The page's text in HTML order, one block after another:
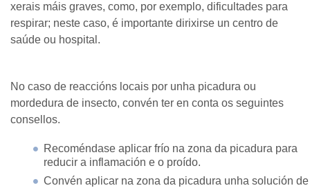
xerais máis graves, como, por exemplo, dificultades para
respirar; neste caso, é importante dirixirse un centro de
saúde ou hospital.
No caso de reaccións locais por unha picadura ou
mordedura de insecto, convén ter en conta os seguintes
consellos.
Recoméndase aplicar frío na zona da picadura para
reducir a inflamación e o proído.
Convén aplicar na zona da picadura unha solución de